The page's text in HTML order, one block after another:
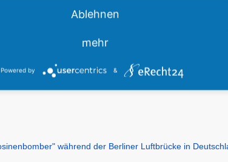
Ablehnen
mehr
Powered by &